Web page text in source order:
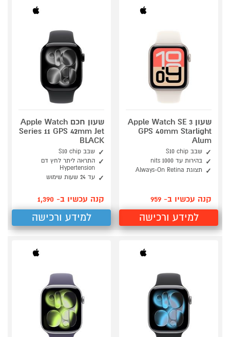
שעון Apple Watch SE 3
GPS 40mm Starlight
Alum
שבב S10 chip
בהירות עד 1000 nits
תצוגת Always-On Retina
קנה עכשיו ב- 959
למידע ורכישה
שעון חכם Apple Watch
Series 11 GPS 42mm Jet
BLACK
שבב S10 chip
התראה ליתר לחץ דם
Hypertension
עד 24 שעות שימוש
קנה עכשיו ב- 1,390
למידע ורכישה